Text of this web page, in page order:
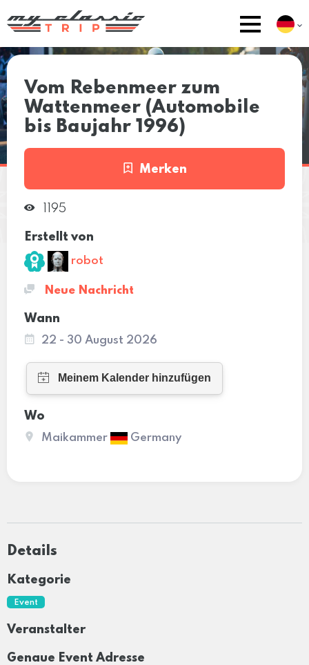
Vom Rebenmeer zum
Wattenmeer (Automobile
bis Baujahr 1996)
Merken
1195
Erstellt von
robot
Neue Nachricht
Wann
22 - 30 August 2026
Wo
Maikammer Germany
Details
Kategorie
Event
Veranstalter
Genaue Event Adresse